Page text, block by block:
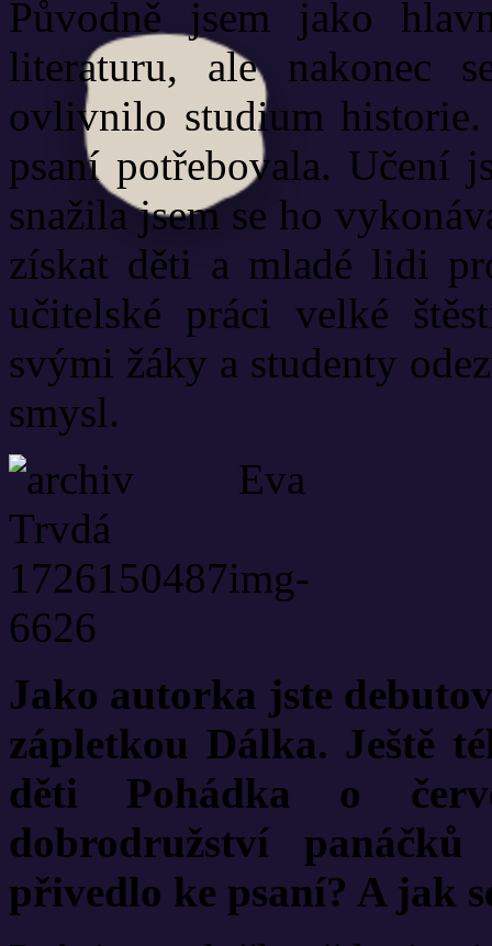
Původně jsem jako
literaturu, ale nakonec
ovlivnilo studium
psaní potřebovala. Učení
snažila jsem se ho
získat děti a mladé lidi
učitelské práci velké
svými žáky a studenty
smysl.
Jako autorka jste
zápletkou Dálka. Ještě
děti Pohádka o
dobrodružství
přivedlo ke psaní? A jak